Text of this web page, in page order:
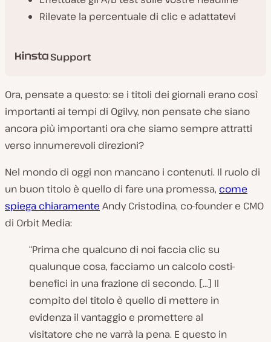
Rilevate la percentuale di clic e adattatevi
Support
Ora, pensate a questo: se i titoli dei giornali erano così
importanti ai tempi di Ogilvy, non pensate che siano
ancora più importanti ora che siamo sempre attratti
verso innumerevoli direzioni?
Nel mondo di oggi non mancano i contenuti. Il ruolo di
un buon titolo è quello di fare una promessa, come
spiega chiaramente Andy Cristodina, co-founder e CMO
di Orbit Media:
“Prima che qualcuno di noi faccia clic su
qualunque cosa, facciamo un calcolo costi-
benefici in una frazione di secondo. […] Il
compito del titolo è quello di mettere in
evidenza il vantaggio e promettere al
visitatore che ne varrà la pena. E questo in